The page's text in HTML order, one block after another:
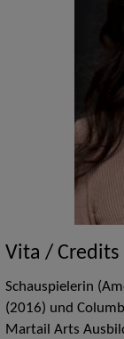
Vita / Credits
Schauspielerin
(2016) und
Martail Arts